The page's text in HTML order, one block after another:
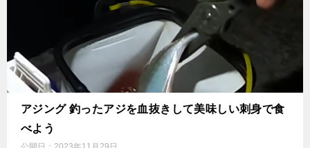
アジング 釣ったアジを血抜きして美味しい刺身で食
べよう